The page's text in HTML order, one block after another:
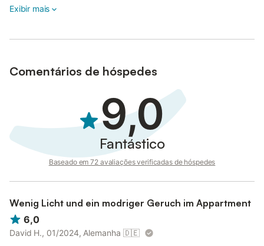
Exibir mais
Comentários de hóspedes
9,0
Fantástico
Baseado em 72 avaliações verificadas de hóspedes
Wenig Licht und ein modriger Geruch im Appartment
6,0
David H., 01/2024, Alemanha 🇩🇪